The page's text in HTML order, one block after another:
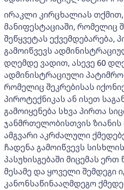
ირაკლი კირცხალიას თქმით,
მანიფესტაციაში, რომელიც
შეწყვეტას ექვემდებარება,
გამოიწვევს
დღემდე ვადით, ასევე 60
ადმინისტრაციული
რომელიც შეკრებისას
პიროტექნიკას ან ისეთ
გამოიყენება სხვა პირთა
ჯანმრთელობისთვის ზიანის
ამგვარი აკრძალული
ჩადენა გამოიწვევს
პასუხისგებაში მიცემას
მესამე და ყოველი შემდეგი
კანონსაწინააღმდეგო